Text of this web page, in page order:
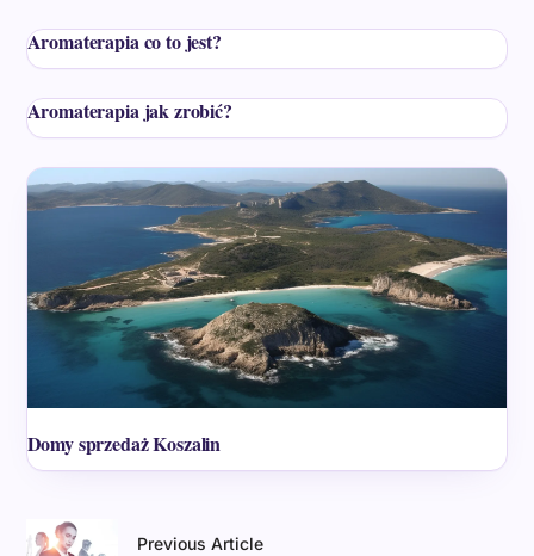
Aromaterapia co to jest?
Aromaterapia jak zrobić?
Domy sprzedaż Koszalin
Previous Article